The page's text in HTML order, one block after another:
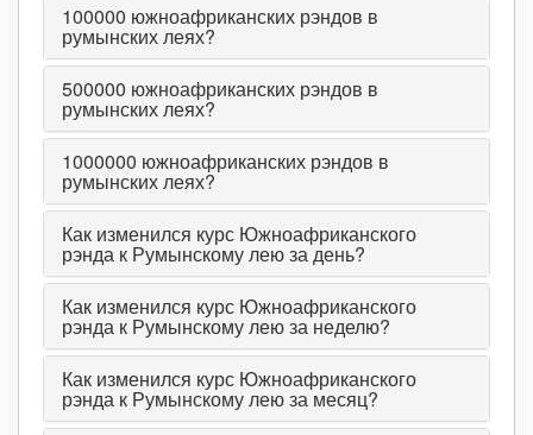
100000 южноафриканских рэндов в
румынских леях?
500000 южноафриканских рэндов в
румынских леях?
1000000 южноафриканских рэндов в
румынских леях?
Как изменился курс Южноафриканского
рэнда к Румынскому лею за день?
Как изменился курс Южноафриканского
рэнда к Румынскому лею за неделю?
Как изменился курс Южноафриканского
рэнда к Румынскому лею за месяц?